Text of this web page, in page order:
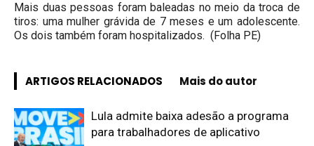
Mais duas pessoas foram baleadas no meio da troca de
tiros: uma mulher grávida de 7 meses e um adolescente.
Os dois também foram hospitalizados. (Folha PE)
ARTIGOS RELACIONADOS Mais do autor
Lula admite baixa adesão a programa
para trabalhadores de aplicativo